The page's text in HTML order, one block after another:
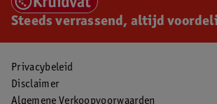
Steeds verrassend, altijd
Privacybeleid
Disclaimer
Algemene Verkoopvoorwaarden